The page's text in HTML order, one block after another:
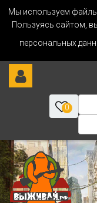
Мы используем файлы
Пользуясь сайтом,
персональных
0